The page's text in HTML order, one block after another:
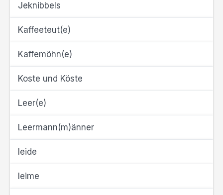
Jeknibbels
Kaffeeteut(e)
Kaffemöhn(e)
Koste und Köste
Leer(e)
Leermann(m)änner
leide
leime